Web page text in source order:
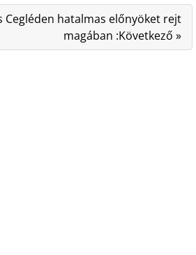
Cegléden hatalmas előnyöket rejt
magában :Következő »